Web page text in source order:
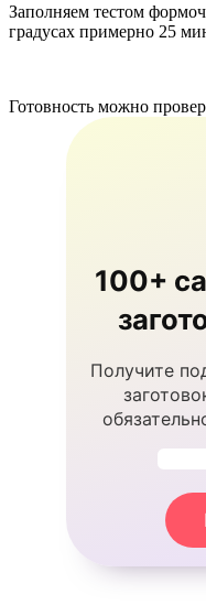
Заполняем тестом
градусах примерно 25
Готовность можно
100+
Получите